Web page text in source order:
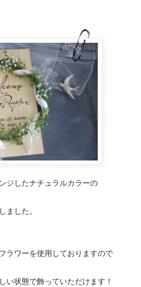
ジしたナチュラルカラーの
ました。
ラワーを使用しておりますので
い状態で飾っていただけます！